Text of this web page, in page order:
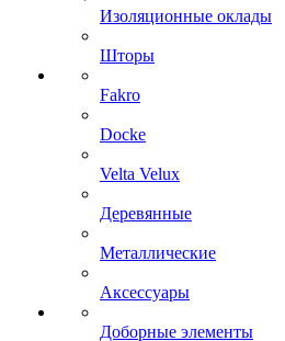
Изоляционные оклады
Шторы
Fakro
Docke
Velta Velux
Деревянные
Металлические
Аксессуары
Доборные элементы